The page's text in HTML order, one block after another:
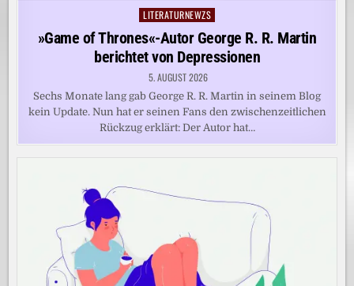
Posted
LITERATURNEWZS
»Game of Thrones«-Autor George R. R. Martin
berichtet von Depressionen
5. AUGUST 2026
Sechs Monate lang gab George R. R. Martin in seinem Blog
kein Update. Nun hat er seinen Fans den zwischenzeitlichen
Rückzug erklärt: Der Autor hat…